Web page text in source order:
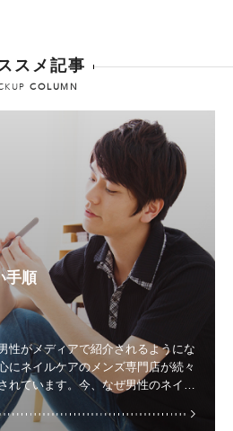
スメ記事
COLUMN
手順
性がメディアで紹介されるようにな
にネイルケアのメンズ専門店が続々
れています。今、なぜ男性のネイル
ほど高まってきているのでしょう
てのネイルケアとは何かをご説明す